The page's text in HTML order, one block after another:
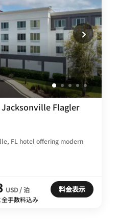
Flagler
FL hotel offering modern
USD / 泊
手数料込み
料金表示